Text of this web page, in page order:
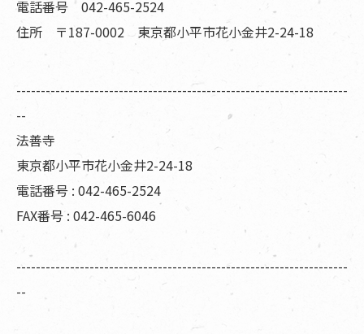
電話番号 042-465-2524
住所 〒187-0002 東京都小平市花小金井2-24-18
--------------------------------------------------------------------
--
法善寺
東京都小平市花小金井2-24-18
電話番号 : 042-465-2524
FAX番号 : 042-465-6046
--------------------------------------------------------------------
--